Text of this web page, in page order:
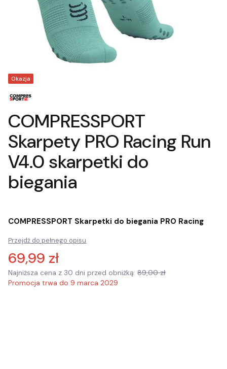
Tagi produktu
Okazja
COMPRESSPORT
Skarpety PRO Racing Run
V4.0 skarpetki do
biegania
COMPRESSPORT Skarpetki do biegania PRO Racing
Przejdź do pełnego opisu
69,99 zł
Najniższa cena z 30 dni przed obniżką: 89,00 zł
Promocja trwa do 9 marca 2029